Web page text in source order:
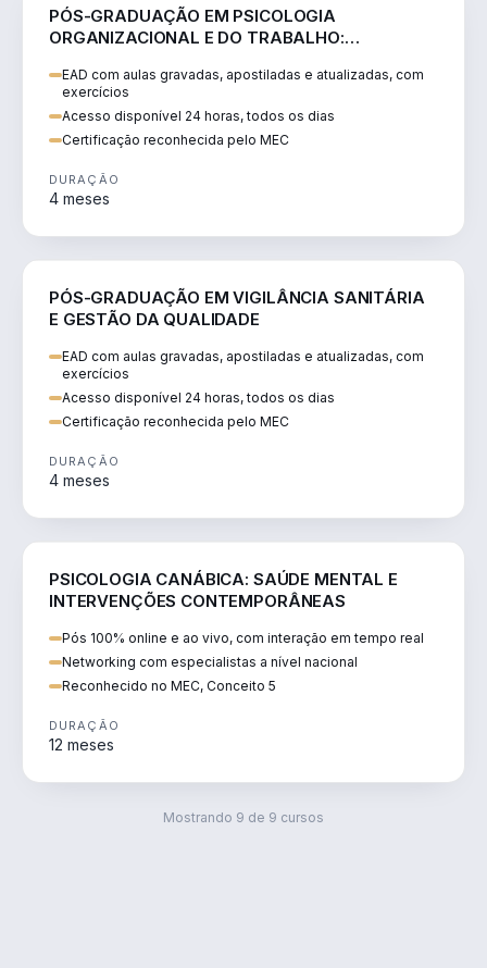
PÓS-GRADUAÇÃO EM PSICOLOGIA
ORGANIZACIONAL E DO TRABALHO:
EAD com aulas gravadas, apostiladas e atualizadas, com
exercícios
Acesso disponível 24 horas, todos os dias
Certificação reconhecida pelo MEC
DURAÇÃO
4 meses
PÓS-GRADUAÇÃO EM VIGILÂNCIA SANITÁRIA
E GESTÃO DA QUALIDADE
EAD com aulas gravadas, apostiladas e atualizadas, com
exercícios
Acesso disponível 24 horas, todos os dias
Certificação reconhecida pelo MEC
DURAÇÃO
4 meses
PSICOLOGIA CANÁBICA: SAÚDE MENTAL E
INTERVENÇÕES CONTEMPORÂNEAS
Pós 100% online e ao vivo, com interação em tempo real
Networking com especialistas a nível nacional
Reconhecido no MEC, Conceito 5
DURAÇÃO
12 meses
Mostrando 9 de 9 cursos